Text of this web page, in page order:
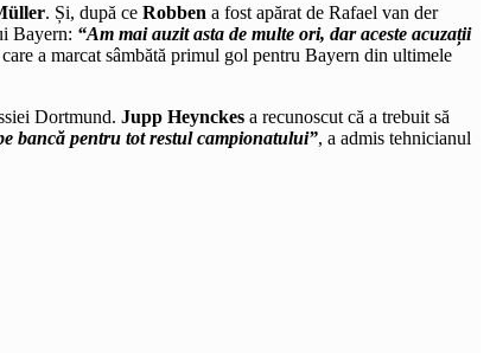
. Și, după ce Robben a fost apărat de Rafael van der
Bayern: “Am mai auzit asta de multe ori, dar aceste acuzații
a marcat sâmbătă primul gol pentru Bayern din ultimele
Dortmund. Jupp Heynckes a recunoscut că a trebuit să
bancă pentru tot restul campionatului”, a admis tehnicianul